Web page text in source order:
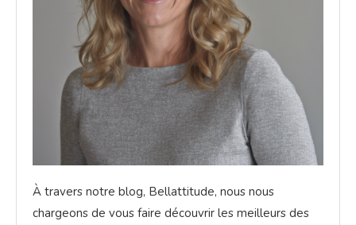
À travers notre blog, Bellattitude, nous nous
chargeons de vous faire découvrir les meilleurs des